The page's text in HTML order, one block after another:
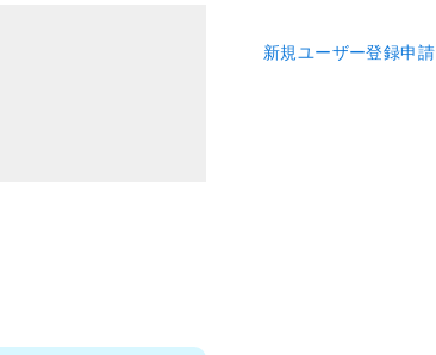
新規ユーザー登録申請